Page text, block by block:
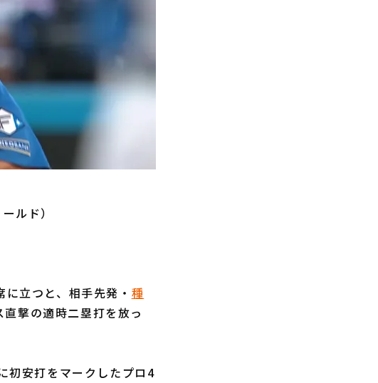
ルド）
立つと、相手先発・ 種
撃の適時二塁打を放っ
初安打をマークしたプロ4